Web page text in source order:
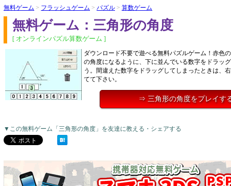
無料ゲーム > フラッシュゲーム > パズル > 算数ゲーム
無料ゲーム：三角形の角度
[ オンラインパズル算数ゲーム ]
ダウンロード不要で遊べる無料パズルゲーム！赤色
の角度になるように、下に並んでいる数字をドラッ
う。間違えた数字をドラッグしてしまったときは、
てて下さい。
⇒ 三角形の角度をプレイす
▼この無料ゲーム「三角形の角度」を友達に教える・シェアする